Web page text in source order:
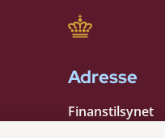
Adresse
Finanstilsynet